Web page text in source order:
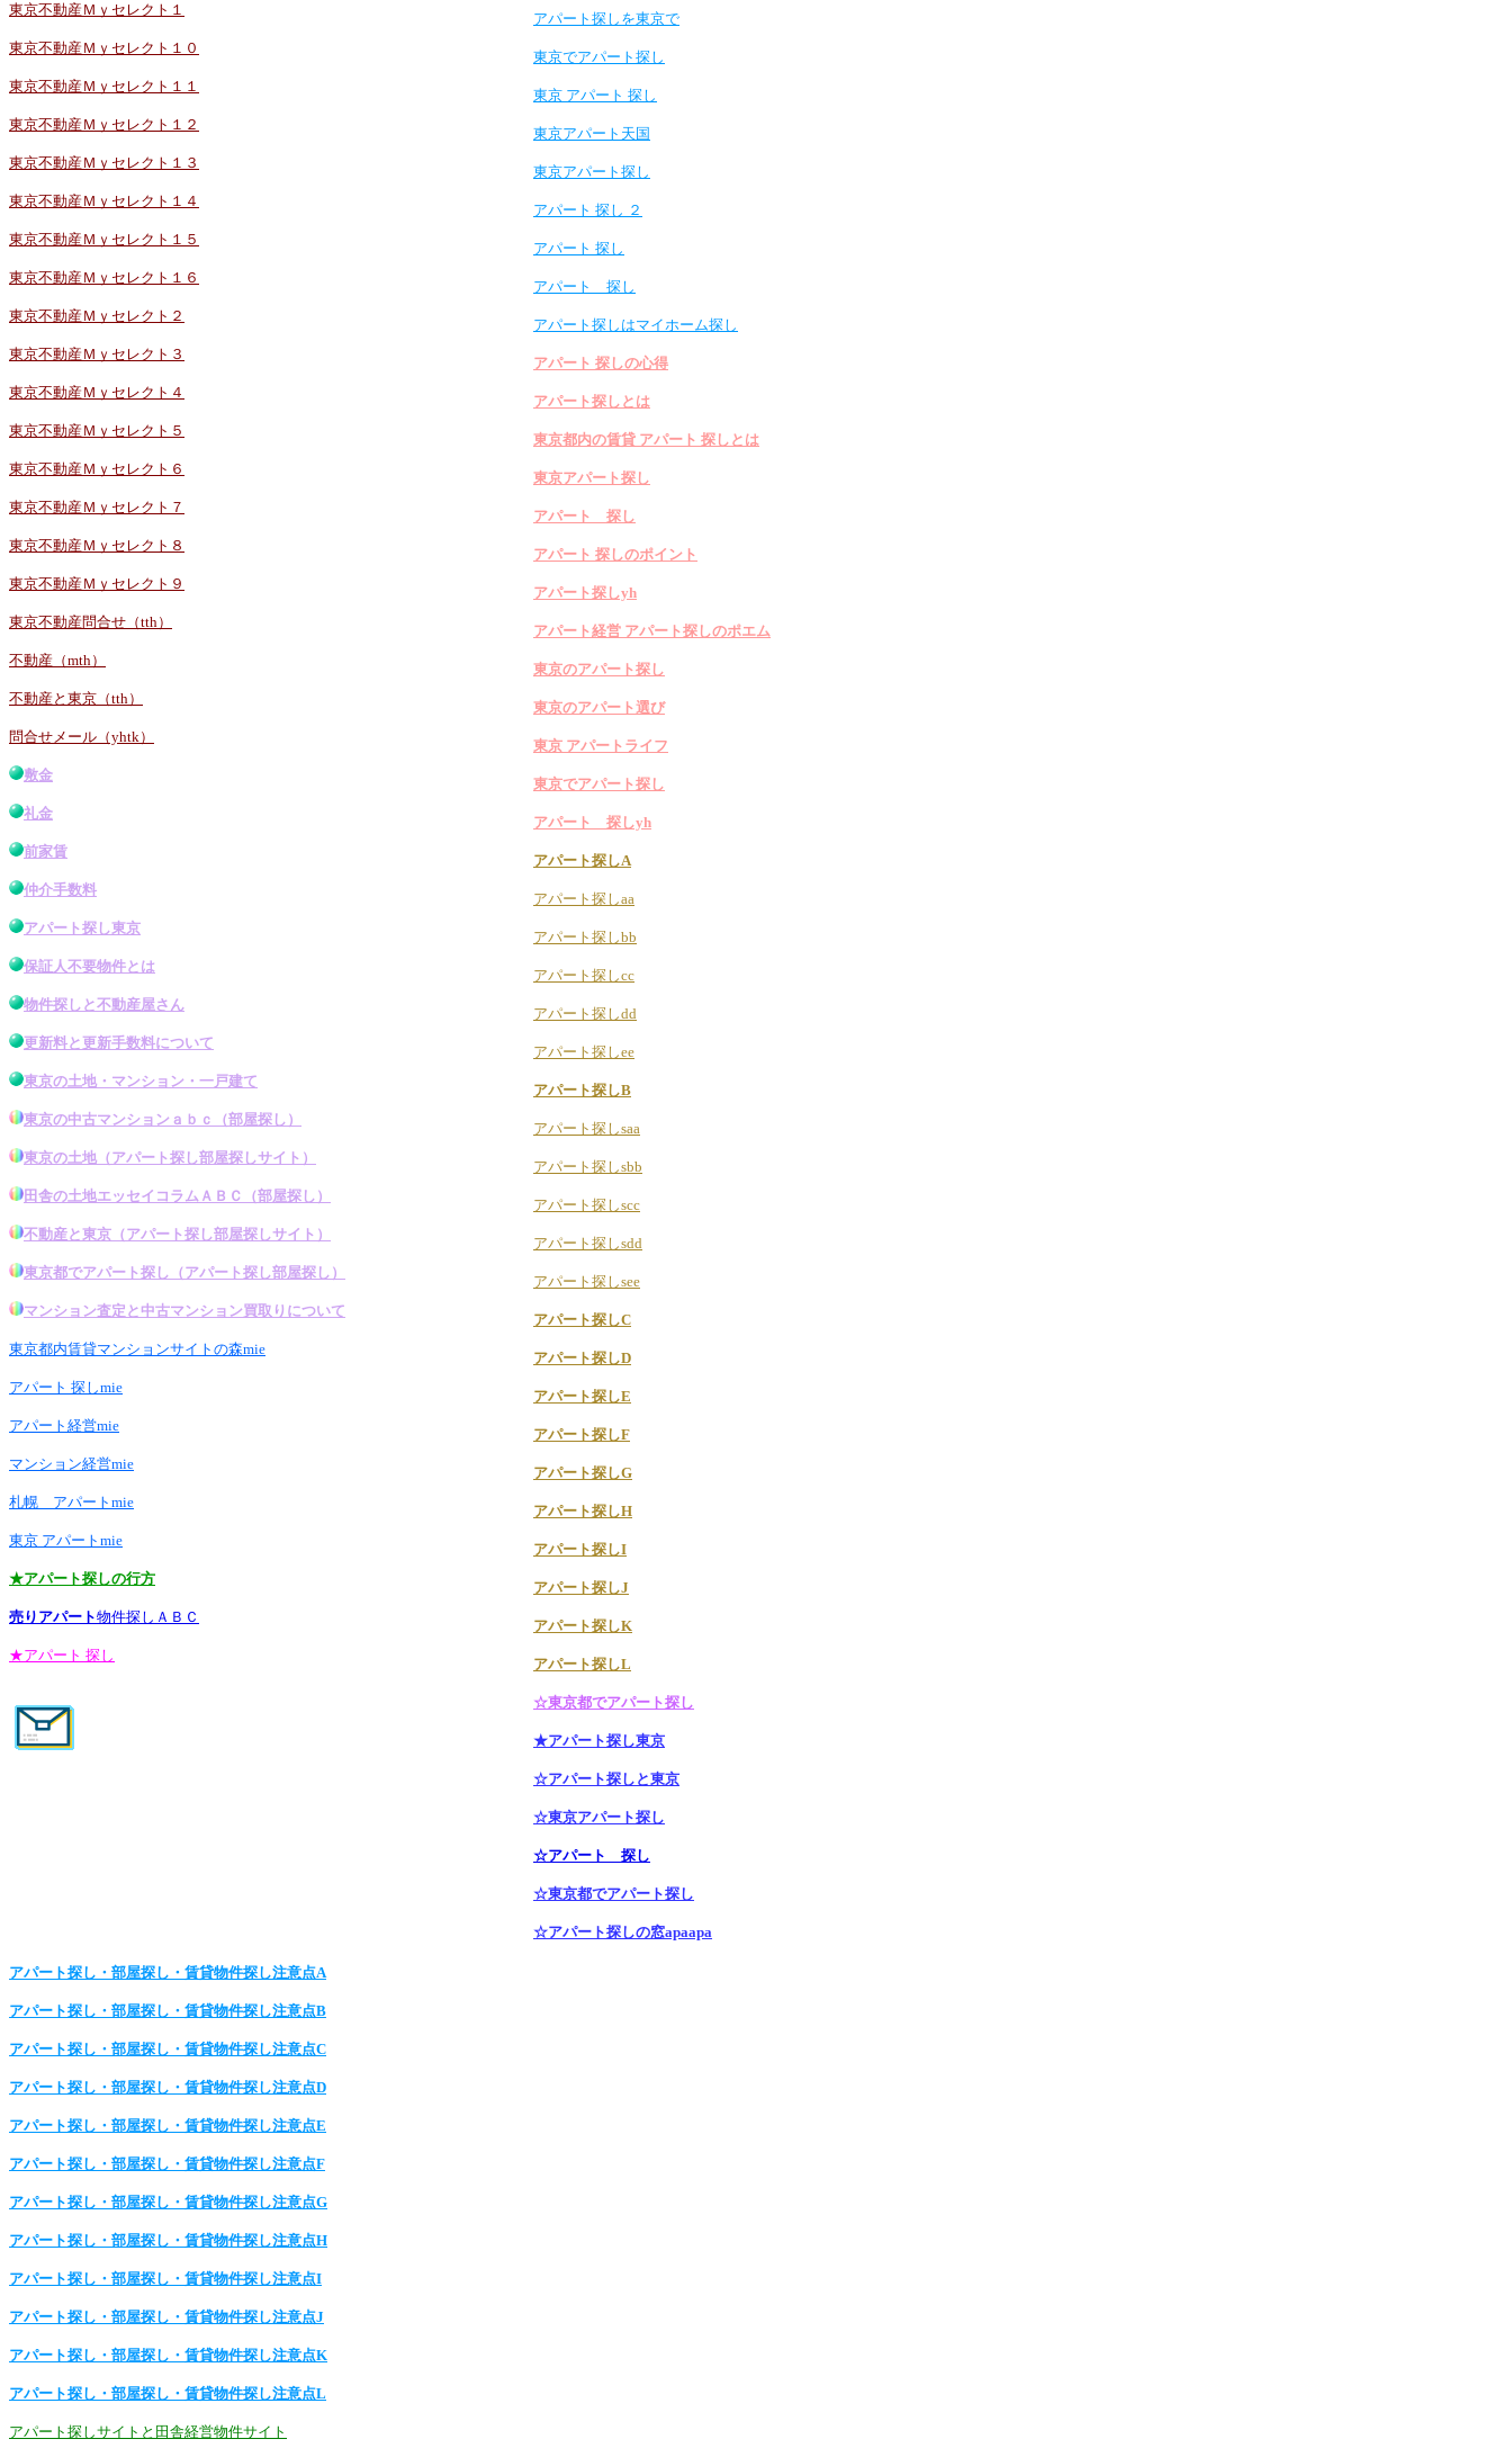
東京不動産Ｍｙセレクト１
東京不動産Ｍｙセレクト１０
東京不動産Ｍｙセレクト１１
東京不動産Ｍｙセレクト１２
東京不動産Ｍｙセレクト１３
東京不動産Ｍｙセレクト１４
東京不動産Ｍｙセレクト１５
東京不動産Ｍｙセレクト１６
東京不動産Ｍｙセレクト２
東京不動産Ｍｙセレクト３
東京不動産Ｍｙセレクト４
東京不動産Ｍｙセレクト５
東京不動産Ｍｙセレクト６
東京不動産Ｍｙセレクト７
東京不動産Ｍｙセレクト８
東京不動産Ｍｙセレクト９
東京不動産問合せ（tth）
不動産（mth）
不動産と東京（tth）
問合せメール（yhtk）
敷金
礼金
前家賃
仲介手数料
アパート探し東京
保証人不要物件とは
物件探し と不動産屋さん
更新料と更新手数料について
東京の土地・マンション・一戸建て
東京の中古マンション ａｂｃ（部屋探し ）
東京の土地（アパート探し部屋探しサイト）
田舎の土地エッセイコラムＡＢＣ（部屋探し ）
不動産と東京 （アパート探し部屋探しサイト）
東京都でアパート探し （アパート探し部屋探し ）
マンション査定と中古マンション買取りについて
東京都内賃貸マンションサイトの森mie
アパート 探しmie
アパート経営mie
マンション経営mie
札幌 アパートmie
東京 アパートmie
★アパート探しの行方
売りアパート物件探しＡＢＣ
★アパート 探し
アパート探しを東京で
東京でアパート探し
東京 アパート 探し
東京アパート天国
東京アパート探し
アパート 探し ２
アパート 探し
アパート 探し
アパート探しはマイホーム探し
アパート 探しの心得
アパート探しとは
東京都内の賃貸 アパート 探しとは
東京アパート探し
アパート 探し
アパート 探しのポイント
アパート探しyh
アパート経営 アパート探しのポエム
東京のアパート探し
東京のアパート選び
東京 アパートライフ
東京でアパート探し
アパート 探しyh
アパート探しA
アパート探しaa
アパート探しbb
アパート探しcc
アパート探しdd
アパート探しee
アパート探しB
アパート探しsaa
アパート探しsbb
アパート探しscc
アパート探しsdd
アパート探しsee
アパート探しC
アパート探しD
アパート探しE
アパート探しF
アパート探しG
アパート探しH
アパート探しI
アパート探しJ
アパート探しK
アパート探しL
☆東京都でアパート探し
★アパート探し東京
☆アパート探しと東京
☆東京アパート探し
☆アパート 探し
☆東京都でアパート探し
☆アパート探しの窓apaapa
アパート探し・部屋探し・賃貸物件探し注意点A
アパート探し・部屋探し・賃貸物件探し注意点B
アパート探し・部屋探し・賃貸物件探し注意点C
アパート探し・部屋探し・賃貸物件探し注意点D
アパート探し・部屋探し・賃貸物件探し注意点E
アパート探し・部屋探し・賃貸物件探し注意点F
アパート探し・部屋探し・賃貸物件探し注意点G
アパート探し・部屋探し・賃貸物件探し注意点H
アパート探し・部屋探し・賃貸物件探し注意点I
アパート探し・部屋探し・賃貸物件探し注意点J
アパート探し・部屋探し・賃貸物件探し注意点K
アパート探し・部屋探し・賃貸物件探し注意点L
アパート探しサイトと田舎経営物件サイト